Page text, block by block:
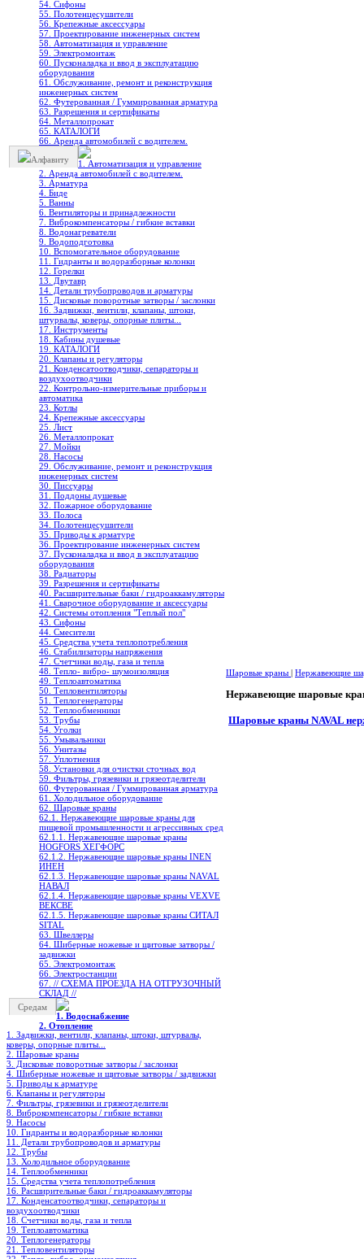
54. Сифоны
55. Полотенцесушители
56. Крепежные аксессуары
57. Проектирование инженерных систем
58. Автоматизация и управление
59. Электромонтаж
60. Пусконаладка и ввод в эксплуатацию
оборудования
61. Обслуживание, ремонт и реконструкция
инженерных систем
62. Футерованная / Гуммированная арматура
63. Разрешения и сертификаты
64. Металлопрокат
65. КАТАЛОГИ
66. Аренда автомобилей с водителем.
Алфавиту
1. Автоматизация и управление
2. Аренда автомобилей с водителем.
3. Арматура
4. Биде
5. Ванны
6. Вентиляторы и принадлежности
7. Виброкомпенсаторы / гибкие вставки
8. Водонагреватели
9. Водоподготовка
10. Вспомогательное оборудование
11. Гидранты и водоразборные колонки
12. Горелки
13. Двутавр
14. Детали трубопроводов и арматуры
15. Дисковые поворотные затворы / заслонки
16. Задвижки, вентили, клапаны, штоки,
штурвалы, коверы, опорные плиты...
17. Инструменты
18. Кабины душевые
19. КАТАЛОГИ
20. Клапаны и регуляторы
21. Конденсатоотводчики, сепараторы и
воздухоотводчики
22. Контрольно-измерительные приборы и
автоматика
23. Котлы
24. Крепежные аксессуары
25. Лист
26. Металлопрокат
27. Мойки
28. Насосы
29. Обслуживание, ремонт и реконструкция
инженерных систем
30. Писсуары
31. Поддоны душевые
32. Пожарное оборудование
33. Полоса
34. Полотенцесушители
35. Приводы к арматуре
36. Проектирование инженерных систем
37. Пусконаладка и ввод в эксплуатацию
оборудования
38. Радиаторы
39. Разрешения и сертификаты
40. Расширительные баки / гидроаккамуляторы
41. Сварочное оборудование и аксессуары
42. Системы отопления "Теплый пол"
43. Сифоны
44. Смесители
45. Средства учета теплопотребления
46. Стабилизаторы напряжения
47. Счетчики воды, газа и тепла
48. Тепло- вибро- шумоизоляция
49. Теплоавтоматика
50. Тепловентиляторы
51. Теплогенераторы
52. Теплообменники
53. Трубы
54. Уголки
55. Умывальники
56. Унитазы
57. Уплотнения
58. Установки для очистки сточных вод
59. Фильтры, грязевики и грязеотделители
60. Футерованная / Гуммированная арматура
61. Холодильное oборудование
62. Шаровые краны
62.1. Нержавеющие шаровые краны для
пищевой промышленности и агрессивных сред
62.1.1. Нержавеющие шаровые краны
HOGFORS ХЕГФОРС
62.1.2. Нержавеющие шаровые краны INEN
ИНЕН
62.1.3. Нержавеющие шаровые краны NAVAL
НАВАЛ
62.1.4. Нержавеющие шаровые краны VEXVE
ВЕКСВЕ
62.1.5. Нержавеющие шаровые краны СИТАЛ
SITAL
63. Швеллеры
64. Шиберные ножевые и щитовые затворы /
задвижки
65. Электромонтаж
66. Электростанции
67. // СХЕМА ПРОЕЗДА НА ОТГРУЗОЧНЫЙ
СКЛАД //
Средам
1. Водоснабжение
2. Отопление
1. Задвижки, вентили, клапаны, штоки, штурвалы,
коверы, опорные плиты...
2. Шаровые краны
3. Дисковые поворотные затворы / заслонки
4. Шиберные ножевые и щитовые затворы / задвижки
5. Приводы к арматуре
6. Клапаны и регуляторы
7. Фильтры, грязевики и грязеотделители
8. Виброкомпенсаторы / гибкие вставки
9. Насосы
10. Гидранты и водоразборные колонки
11. Детали трубопроводов и арматуры
12. Трубы
13. Холодильное oборудование
14. Теплообменники
15. Средства учета теплопотребления
16. Расширительные баки / гидроаккамуляторы
17. Конденсатоотводчики, сепараторы и
воздухоотводчики
18. Счетчики воды, газа и тепла
19. Теплоавтоматика
20. Теплогенераторы
21. Тепловентиляторы
Шаровые краны | Нержавеющие
Нержавеющие шаровые
Шаровые краны NAVAL